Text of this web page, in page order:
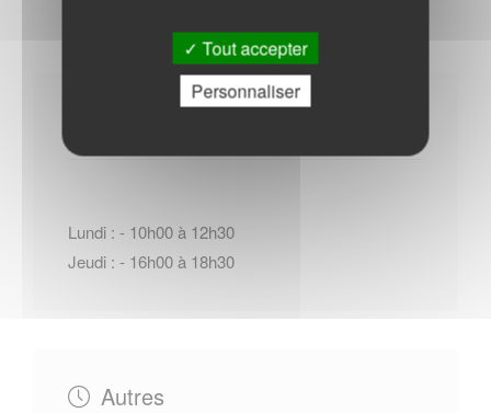
Lundi : - 10h00 à 12h30
Jeudi : - 16h00 à 18h30
Autres
Tout accepter
Personnaliser